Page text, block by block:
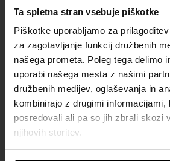
Ta spletna stran vsebuje piškotke
Piškotke uporabljamo za
za zagotavljanje funkcij družbenih
našega prometa. Poleg tega delimo
uporabi našega mesta z našimi
družbenih medijev, oglaševanja in
kombinirajo z drugimi informacijami,
posredovali ali pa so jih zbrali skozi
njihovih storitev.